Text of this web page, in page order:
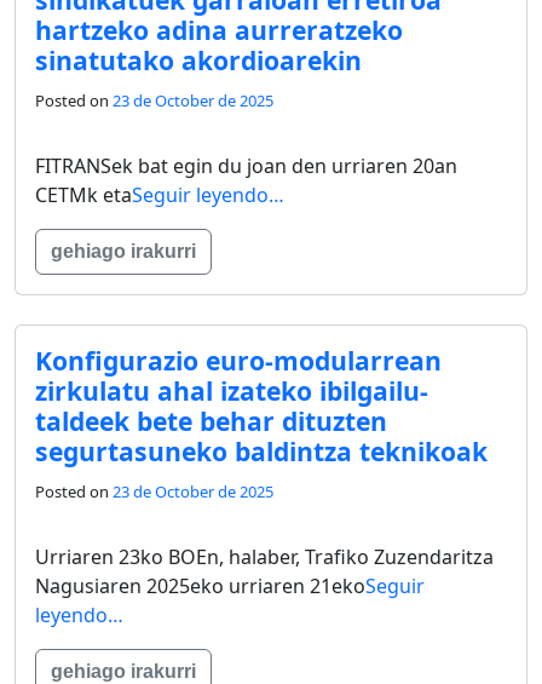
hartzeko adina aurreratzeko
sinatutako akordioarekin
Posted on 23 de October de 2025
FITRANSek bat egin du joan den urriaren 20an
CETMk etaSeguir leyendo…
gehiago irakurri
Konfigurazio euro-modularrean
zirkulatu ahal izateko ibilgailu-
taldeek bete behar dituzten
segurtasuneko baldintza teknikoak
Posted on 23 de October de 2025
Urriaren 23ko BOEn, halaber, Trafiko Zuzendaritza
Nagusiaren 2025eko urriaren 21ekoSeguir
leyendo…
gehiago irakurri